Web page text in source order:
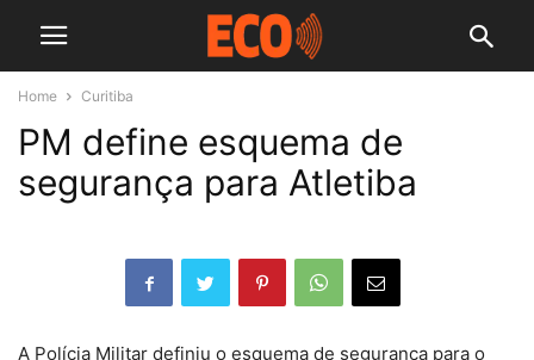
Home Curitiba
PM define esquema de
segurança para Atletiba
A Polícia Militar definiu o esquema de segurança para o